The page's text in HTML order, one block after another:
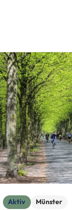
Aktiv Münster